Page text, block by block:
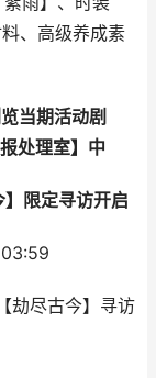
、高级养成素
当期活动剧
处理室】中
】限定寻访开启
劫尽古今】寻访